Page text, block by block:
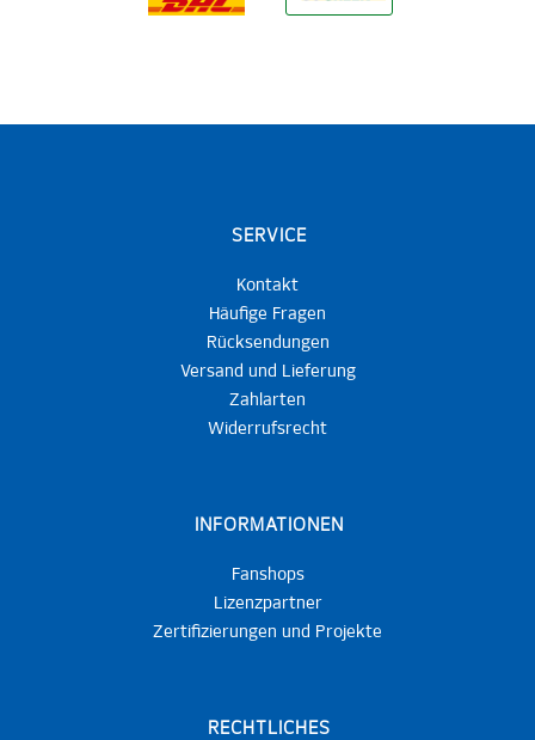
SERVICE
Kontakt
Häufige Fragen
Rücksendungen
Versand und Lieferung
Zahlarten
Widerrufsrecht
INFORMATIONEN
Fanshops
Lizenzpartner
Zertifizierungen und Projekte
RECHTLICHES